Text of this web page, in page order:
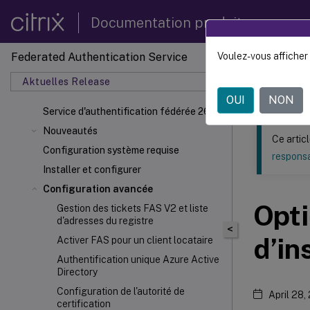
Documentation produit
Federated Authentication Service
Aktuelles Release
Service d'authentification fédérée 2603
Nouveautés
Configuration système requise
Installer et configurer
Configuration avancée
Gestion des tickets FAS V2 et liste
d'adresses du registre
Activer FAS pour un client locataire
Authentification unique Azure Active
Directory
Configuration de l'autorité de
certification
Ce contenu a
<
Ce
April 28,
Voulez-vous
OUI NON